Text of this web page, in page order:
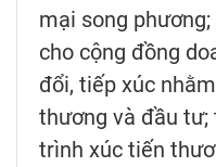
mại song
cho cộng đồng
đổi, tiếp xúc
thương và đầu tư;
trình xúc tiến